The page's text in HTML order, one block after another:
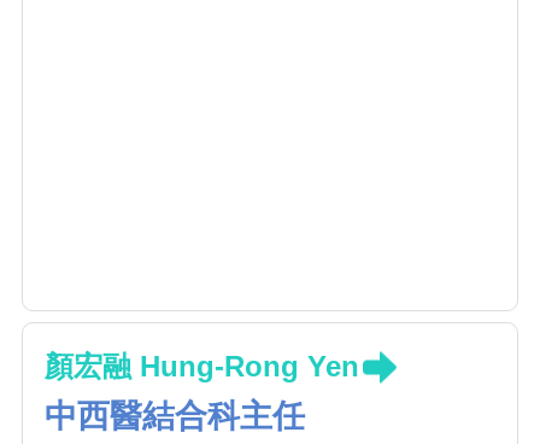
顏宏融 Hung-Rong Yen
中西醫結合科主任